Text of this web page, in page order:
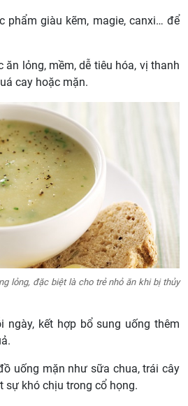
phẩm giàu kẽm, magie, canxi… để
lỏng, mềm, dễ tiêu hóa, vị thanh
cay hoặc mặn.
lỏng, đặc biệt là cho trẻ nhỏ ăn khi bị thủy
ngày, kết hợp bổ sung uống thêm
uống mặn như sữa chua, trái cây
khó chịu trong cổ họng.